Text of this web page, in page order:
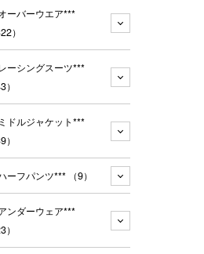
ーバーウエア***
）
ーシングスーツ***
）
ドルジャケット***
）
ーフパンツ*** （9）
ンダーウェア***
）